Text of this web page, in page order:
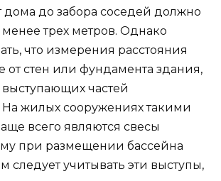
дома до забора соседей должно
менее трех метров. Однако
что измерения расстояния
от стен или фундамента здания,
выступающих частей
На жилых сооружениях такими
всего являются свесы
при размещении бассейна
следует учитывать эти выступы,